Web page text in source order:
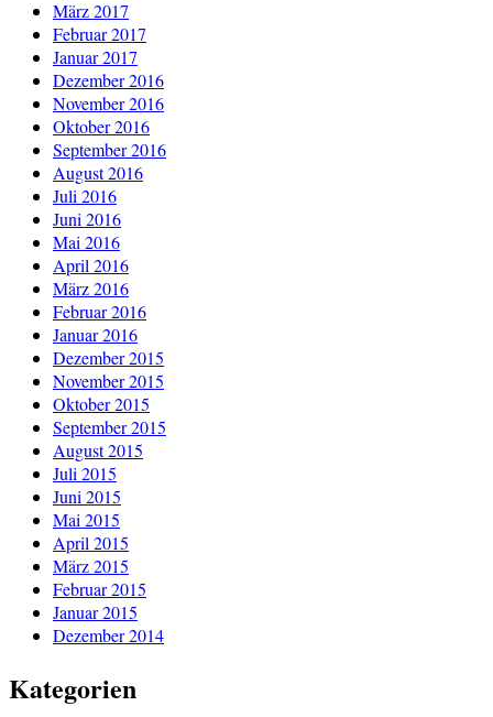
März 2017
Februar 2017
Januar 2017
Dezember 2016
November 2016
Oktober 2016
September 2016
August 2016
Juli 2016
Juni 2016
Mai 2016
April 2016
März 2016
Februar 2016
Januar 2016
Dezember 2015
November 2015
Oktober 2015
September 2015
August 2015
Juli 2015
Juni 2015
Mai 2015
April 2015
März 2015
Februar 2015
Januar 2015
Dezember 2014
Kategorien